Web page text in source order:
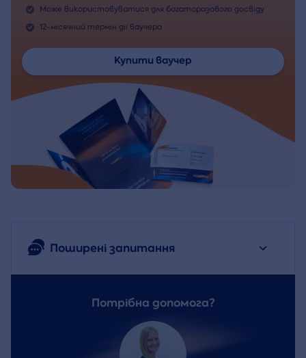
Може використовуватися для багаторазового досвіду
12-місячний термін дії ваучера
Купити ваучер
Поширені запитання
Потрібна допомога?